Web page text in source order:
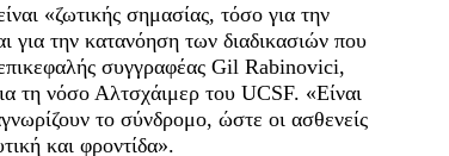
«ζωτικής σημασίας, τόσο για την
την κατανόηση των διαδικασιών που
συγγραφέας Gil Rabinovici,
τη νόσο Αλτσχάιμερ του UCSF. «Είναι
το σύνδρομο, ώστε οι ασθενείς
και φροντίδα».